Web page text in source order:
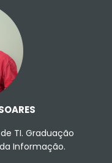
TI. Graduação
Informação.